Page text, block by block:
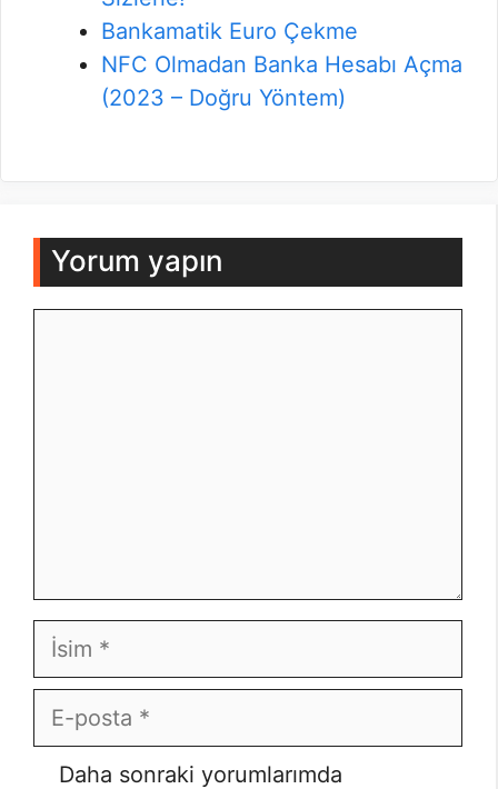
Bankamatik Euro Çekme
NFC Olmadan Banka Hesabı Açma
(2023 – Doğru Yöntem)
Yorum yapın
İsim
E-
posta
İnternet
Daha sonraki yorumlarımda